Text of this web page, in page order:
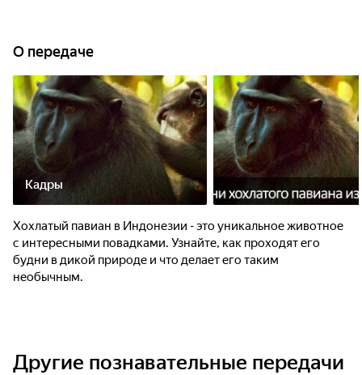
О передаче
Кадры
Хохлатый павиан в Индонезии - это уникальное животное
с интересными повадками. Узнайте, как проходят его
будни в дикой природе и что делает его таким
необычным.
Другие познавательные передачи